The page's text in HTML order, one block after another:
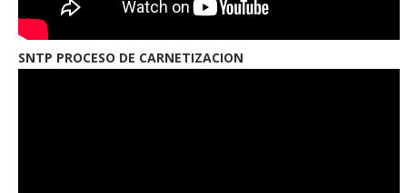
SNTP PROCESO DE CARNETIZACION